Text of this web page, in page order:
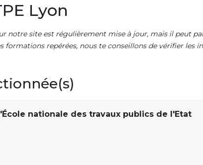
Lyon
notre site est régulièrement mise à jour, mais il peut
formations repérées, nous te conseillons de vérifier les
nationale des travaux publics de l'Etat